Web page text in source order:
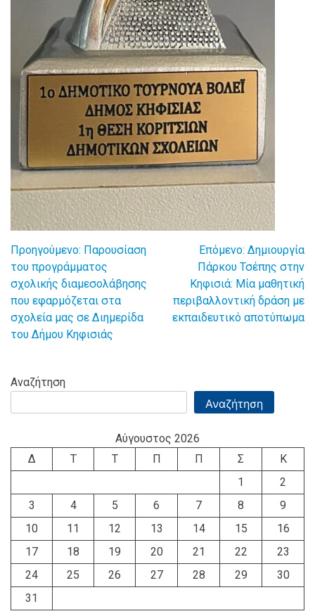
Πλοήγηση
άρθρων
Προηγούμενο: Παρουσίαση
του προγράμματος
σχολικής διαμεσολάβησης
που εφαρμόζεται στα
σχολεία μας σε Διημερίδα
του Δήμου Κηφισιάς
Επόμενο: Δημιουργία
Πάρκου Τσέπης στην
Κηφισιά: Μία μαθητική
περιβαλλοντική δράση με
εκπαιδευτικό αποτύπωμα
Αναζήτηση
Αναζήτηση
Αύγουστος 2026
Δ
Τ Τ Π Π Σ
Κ
1
2
3
4 5 6 7 8
9
10
11 12 13 14 15
16
17
18 19 20 21 22
23
24
25 26 27 28 29
30
31